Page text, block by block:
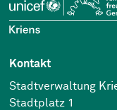
Kontakt
Stadtverwaltung
Stadtplatz 1